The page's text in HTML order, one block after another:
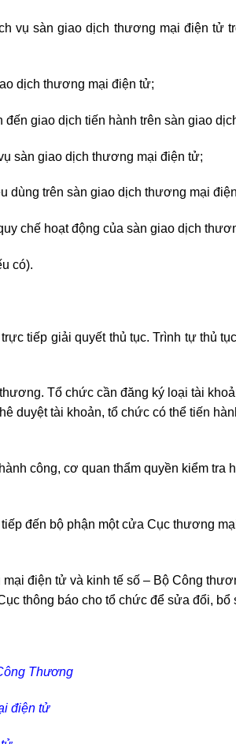
vụ sàn giao dịch thương mại điện tử
dịch thương mại điện tử;
giao dịch tiến hành trên sàn giao
sàn giao dịch thương mại điện tử;
dùng trên sàn giao dịch thương mại
chế hoạt động của sàn giao dịch
có).
tiếp giải quyết thủ tục. Trình tự thủ
Tổ chức cần đăng ký loại tài
duyệt tài khoản, tổ chức có thể tiến
công, cơ quan thẩm quyền kiểm tra
đến bộ phận một cửa Cục thương
điện tử và kinh tế số – Bộ Công
thông báo cho tổ chức để sửa đổi, bổ
Thương
điện tử